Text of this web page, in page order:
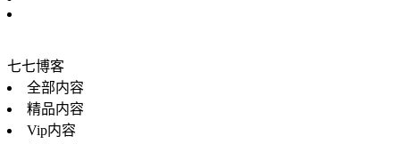
七七博客
全部内容
精品内容
Vip内容